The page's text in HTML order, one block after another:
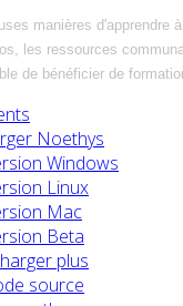
manières
les ressources
de bénéficier de
Noethys
Windows
Linux
Mac
Beta
plus
source